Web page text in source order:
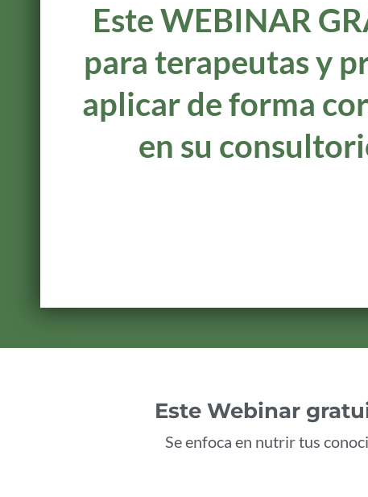
Este WEBINAR
para terapeutas y
aplicar de forma
en su
Este Webinar
Se enfoca en nutrir tus